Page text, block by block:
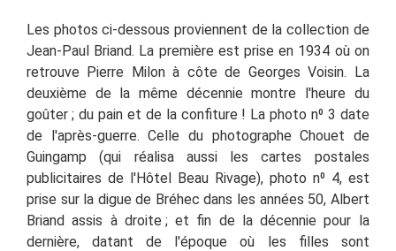
Les photos ci-dessous proviennent de la collection de
Jean-Paul Briand. La première est prise en 1934 où on
retrouve Pierre Milon à côte de Georges Voisin. La
deuxième de la même décennie montre l'heure du
goûter ; du pain et de la confiture ! La photo n⁰ 3 date
de l'après-guerre. Celle du photographe Chouet de
Guingamp (qui réalisa aussi les cartes postales
publicitaires de l'Hôtel Beau Rivage), photo n⁰ 4, est
prise sur la digue de Bréhec dans les années 50, Albert
Briand assis à droite ; et fin de la décennie pour la
dernière, datant de l'époque où les filles sont